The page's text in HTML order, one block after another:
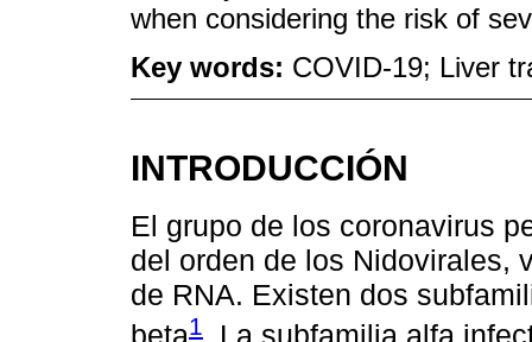
when considering the risk of
Key words: COVID-19; Liver
INTRODUCCIÓN
El grupo de los coronavirus
del orden de los Nidovirales,
de RNA. Existen dos
beta1. La subfamilia alfa